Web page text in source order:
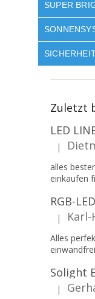
SUPER
Zuletzt
Die
|
alles
einkaufen
Die
| Karl-
Alles
Die
|